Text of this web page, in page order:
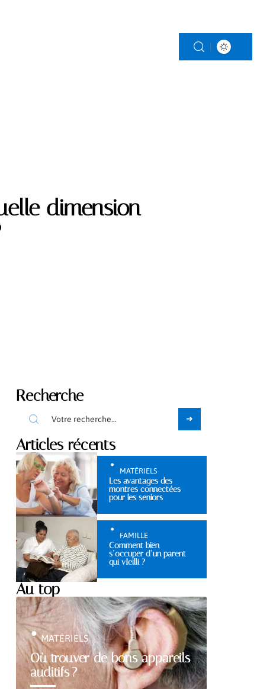
dimension
Recherche
Articles récents
MATÉRIELS
Les avantages des
montres connectées
pour les seniors
FAMILLE
Comment bien
s’occuper d’un parent
qui vIeilli ?
Au top
Où trouver de bons appareils
auditifs ?
MATÉRIELS